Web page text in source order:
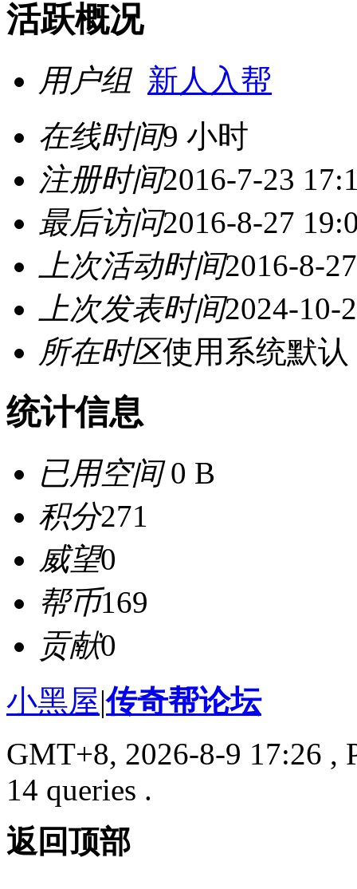
活跃概况
用户组 新人入帮
在线时间9 小时
注册时间2016-7-23
最后访问2016-8-27
上次活动时间2016-8-
上次发表时间2024-10-
所在时区使用系统默认
统计信息
已用空间0 B
积分271
威望0
帮币169
贡献0
小黑屋|传奇帮论坛
GMT+8, 2026-8-9 17:26 ,
14 queries .
返回顶部